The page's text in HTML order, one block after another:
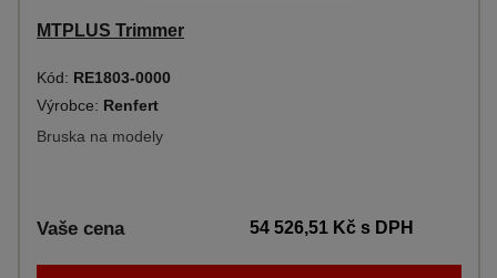
MTPLUS Trimmer
Kód: RE1803-0000
Výrobce: Renfert
Bruska na modely
Vaše cena 54 526,51 Kčs DPH